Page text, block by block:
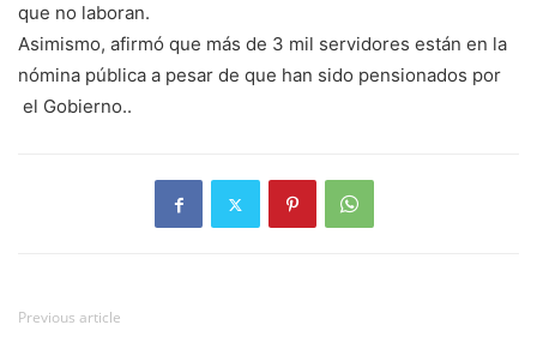
que no laboran.
Asimismo, afirmó que más de 3 mil servidores están en la
nómina pública a pesar de que han sido pensionados por
el Gobierno..
Previous article